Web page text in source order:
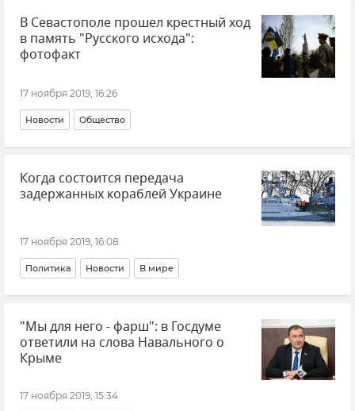
В Севастополе прошел крестный ход
в память "Русского исхода":
фотофакт
17 ноября 2019, 16:26
Новости Общество
Когда состоится передача
задержанных кораблей Украине
17 ноября 2019, 16:08
Политика Новости В мире
"Мы для него - фарш": в Госдуме
ответили на слова Навального о
Крыме
17 ноября 2019, 15:34